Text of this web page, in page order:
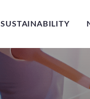
SUSTAINABILITY